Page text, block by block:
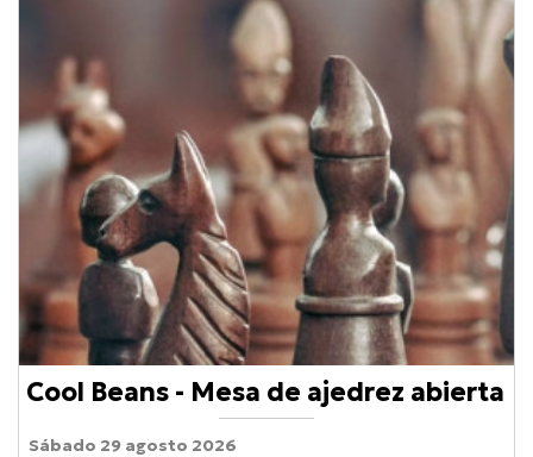
Cool Beans - Mesa de ajedrez abierta
Sábado 29 agosto 2026